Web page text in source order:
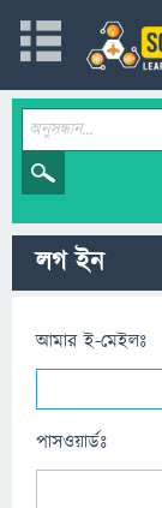
লগ ইন
আমার ই-মেইলঃ
পাসওয়ার্ডঃ